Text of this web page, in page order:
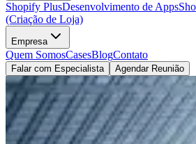
Shopify PlusDesenvolvimento de Apps
(Criação de Loja)
Empresa
Quem SomosCasesBlogContato
Falar com Especialista Agendar Reunião